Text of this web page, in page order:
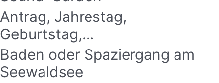
Antrag, Jahrestag,
Geburtstag,...
Baden oder Spaziergang am
Seewaldsee